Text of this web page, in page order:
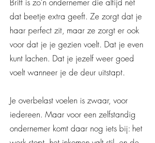
dat beetje extra geeft. Ze zorgt dat je
haar perfect zit, maar ze zorgt er ook
voor dat je je gezien voelt. Dat je even
kunt lachen. Dat je jezelf weer goed
voelt wanneer je de deur uitstapt.
Je overbelast voelen is zwaar, voor
iedereen. Maar voor een zelfstandig
ondernemer komt daar nog iets bij: het